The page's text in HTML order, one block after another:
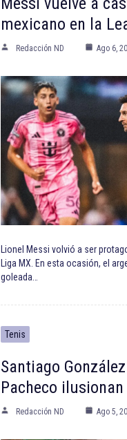
mexicano en la
Redacción ND Ago 6,
Lionel Messi volvió a ser
Liga MX. En esta ocasión, el
goleada…
Tenis
Santiago
Pacheco
Redacción ND Ago 5,